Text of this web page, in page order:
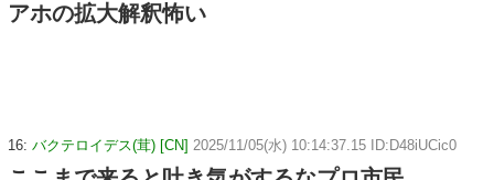
アホの拡大解釈怖い
16: バクテロイデス(茸) [CN] 2025/11/05(水) 10:14:37.15 ID:D48iUCic0